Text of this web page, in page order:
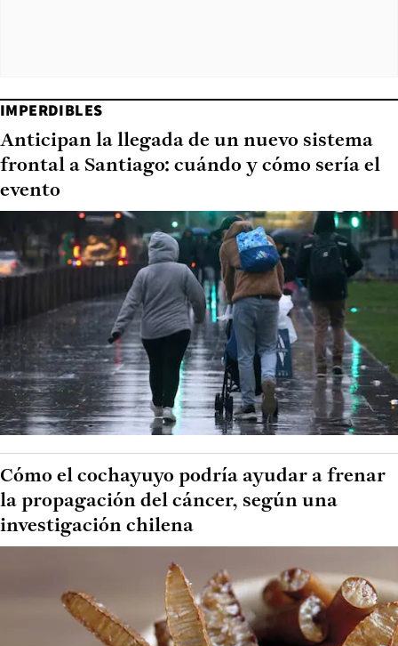
IMPERDIBLES
Anticipan la llegada de un nuevo sistema
frontal a Santiago: cuándo y cómo sería el
evento
Cómo el cochayuyo podría ayudar a frenar
la propagación del cáncer, según una
investigación chilena